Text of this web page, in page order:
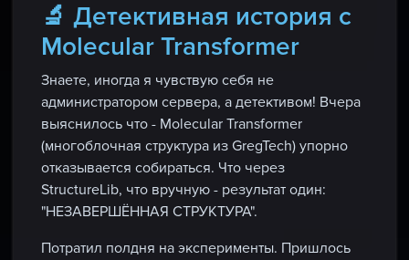
🔬 Детективная история с
Molecular Transformer
Знаете, иногда я чувствую себя не
администратором сервера, а детективом! Вчера
выяснилось что - Molecular Transformer
(многоблочная структура из GregTech) упорно
отказывается собираться. Что через
StructureLib, что вручную - результат один:
"НЕЗАВЕРШЁННАЯ СТРУКТУРА".
Потратил полдня на эксперименты. Пришлось